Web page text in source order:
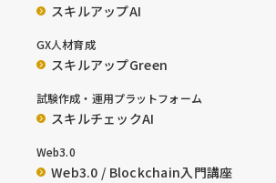
スキルアップAI
GX人材育成
スキルアップGreen
試験作成・運用プラットフォーム
スキルチェックAI
Web3.0
Web3.0 / Blockchain入門講座